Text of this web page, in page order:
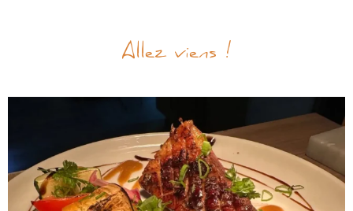
Allez viens !